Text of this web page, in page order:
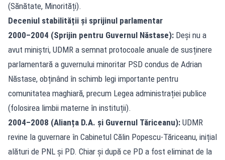
(Sănătate, Minorități).
Deceniul stabilității și sprijinul parlamentar
2000–2004 (Sprijin pentru Guvernul Năstase): Deși nu a
avut miniștri, UDMR a semnat protocoale anuale de susținere
parlamentară a guvernului minoritar PSD condus de Adrian
Năstase, obținând în schimb legi importante pentru
comunitatea maghiară, precum Legea administrației publice
(folosirea limbii materne în instituții).
2004–2008 (Alianța D.A. și Guvernul Tăriceanu): UDMR
revine la guvernare în Cabinetul Călin Popescu-Tăriceanu, inițial
alături de PNL și PD. Chiar și după ce PD a fost eliminat de la